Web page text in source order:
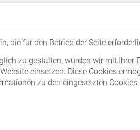
die für den Betrieb der Seite
zu gestalten, würden wir mit Ihrer
einsetzen. Diese Cookies
zu den eingesetzten Cookies